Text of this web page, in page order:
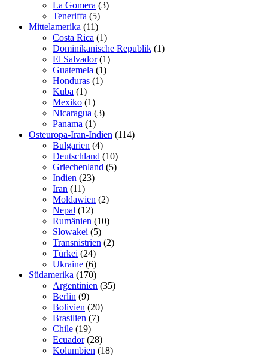
La Gomera (3)
Teneriffa (5)
Mittelamerika (11)
Costa Rica (1)
Dominikanische Republik (1)
El Salvador(1)
Guatemela (1)
Honduras (1)
Kuba (1)
Mexiko (1)
Nicaragua (3)
Panama (1)
Osteuropa-Iran-Indien (114)
Bulgarien (4)
Deutschland (10)
Griechenland (5)
Indien (23)
Iran (11)
Moldawien (2)
Nepal (12)
Rumänien (10)
Slowakei (5)
Transnistrien (2)
Türkei (24)
Ukraine (6)
Südamerika (170)
Argentinien (35)
Berlin (9)
Bolivien (20)
Brasilien (7)
Chile (19)
Ecuador(28)
Kolumbien (18)